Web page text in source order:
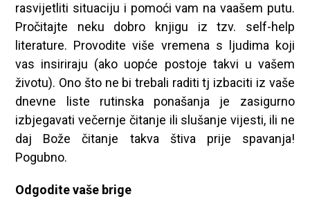
rasvijetliti situaciju i pomoći vam na vaašem putu.
Pročitajte neku dobro knjigu iz tzv. self-help
literature. Provodite više vremena s ljudima koji
vas insiriraju (ako uopće postoje takvi u vašem
životu). Ono što ne bi trebali raditi tj izbaciti iz vaše
dnevne liste rutinska ponašanja je zasigurno
izbjegavati večernje čitanje ili slušanje vijesti, ili ne
daj Bože čitanje takva štiva prije spavanja!
Pogubno.
Odgodite vaše brige